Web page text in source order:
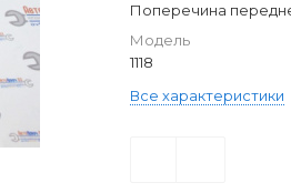
Поперечина
Модель
1118
Все характеристики